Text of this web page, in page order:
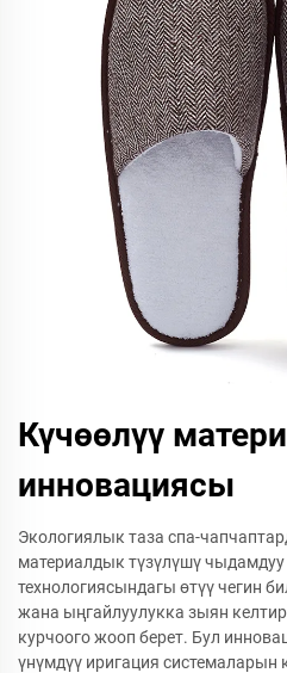
Күчөөлүү
инновациясы
Экологиялык таза спа-
материалдык түзүлүшү
технологиясындагы өтүү чегин
жана ыңгайлуулукка зыян
курчоого жооп берет. Бул
үнүмдүү иригация системаларын